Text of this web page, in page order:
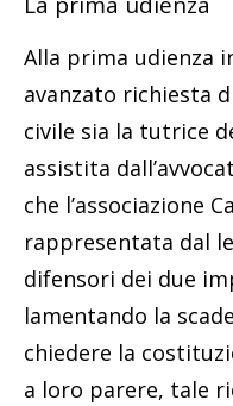
Alla prima udienza
avanzato richiesta
civile sia la tutrice
assistita
che l’associazione
rappresentata dal
difensori dei due
lamentando la
chiedere la
a loro parere, tale